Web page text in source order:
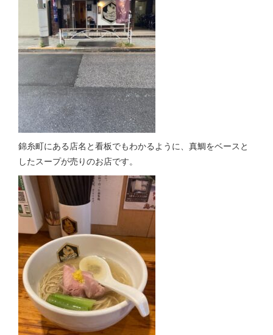
錦糸町にある店名と看板でもわかるように、真鯛をベースと
したスープが売りのお店です。